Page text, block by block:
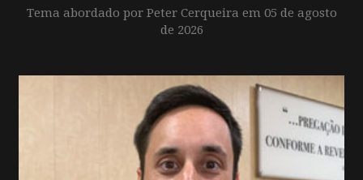
Tema abordado por Peter Cerqueira em 05 de agosto
de 2026